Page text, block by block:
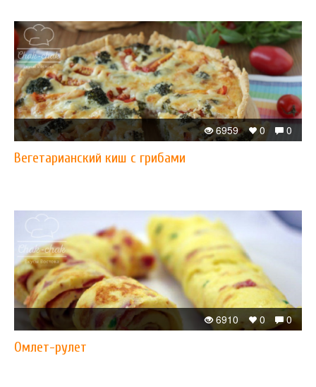
0
0
6959
Вегетарианский киш с грибами
0
0
6910
Омлет-рулет